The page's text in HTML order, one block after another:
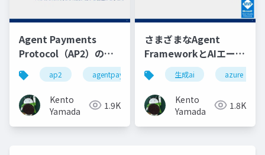
Agent Payments
Protocol（AP2）の解
説
ap2 agentpaymentsprotocol google cloud
Kento
Yamada
1.9K
さまざまなAgent
FrameworkとAIエージ
ェントの評価
生成ai azure
Kento
Yamada
1.8K